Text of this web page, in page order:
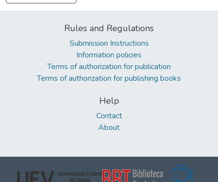
Rules and Regulations
Submission Instructions
Information policies
Terms of authorization for publication
Terms of authorization for publishing books
Help
Contact
About